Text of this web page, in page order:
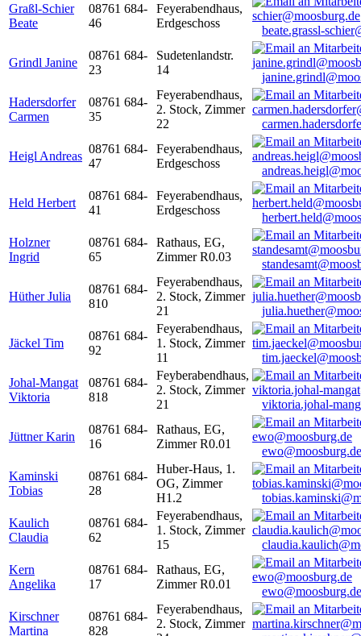
Graßl-Schier
Beate
08761 684-
46
Feyerabendhaus,
Erdgeschoss
beate.grassl-
Grindl Janine
08761 684-
23
Sudetenlandstr.
14
Hadersdorfer
Carmen
08761 684-
35
Feyerabendhaus,
2. Stock, Zimmer
22
Heigl Andreas
08761 684-
47
Feyerabendhaus,
Erdgeschoss
Held Herbert
08761 684-
41
Feyerabendhaus,
Erdgeschoss
Holzner
Ingrid
08761 684-
65
Rathaus, EG,
Zimmer R0.03
Hüther Julia
08761 684-
810
Feyerabendhaus,
2. Stock, Zimmer
21
Jäckel Tim
08761 684-
92
Feyerabendhaus,
1. Stock, Zimmer
11
Johal-Mangat
Viktoria
08761 684-
818
Feyberabendhaus,
2. Stock, Zimmer
21
viktoria.johal-
Jüttner Karin
08761 684-
16
Rathaus, EG,
Zimmer R0.01
ewo@moosburg.de
Kaminski
Tobias
08761 684-
28
Huber-Haus, 1.
OG, Zimmer
H1.2
Kaulich
Claudia
08761 684-
62
Feyerabendhaus,
1. Stock, Zimmer
15
Kern
Angelika
08761 684-
17
Rathaus, EG,
Zimmer R0.01
ewo@moosburg.de
Kirschner
Martina
08761 684-
828
Feyerabendhaus,
2. Stock, Zimmer